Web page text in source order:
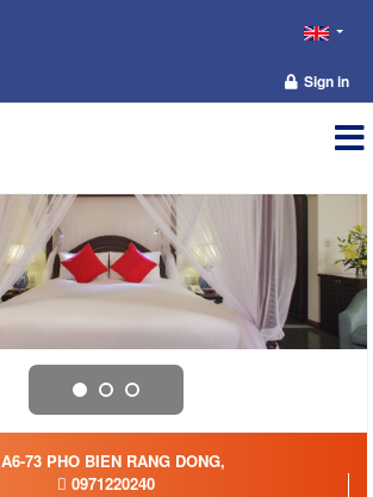
Sign in
A6-73 PHO BIEN RANG DONG,
0971220240